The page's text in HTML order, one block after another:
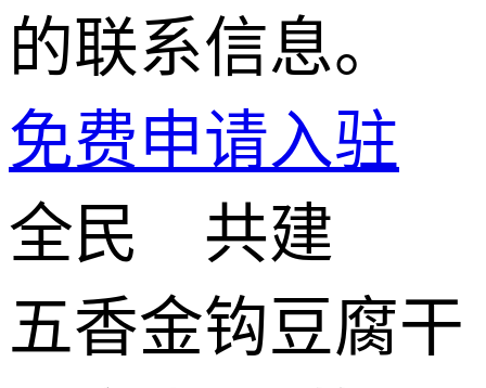
的联系信息。
免费申请入驻
全民 共建
五香金钩豆腐干